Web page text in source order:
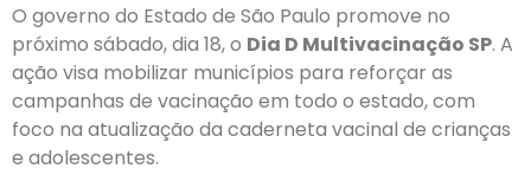
O governo do Estado de São Paulo promove no
próximo sábado, dia 18, o Dia D Multivacinação SP. A
ação visa mobilizar municípios para reforçar as
campanhas de vacinação em todo o estado, com
foco na atualização da caderneta vacinal de crianças
e adolescentes.